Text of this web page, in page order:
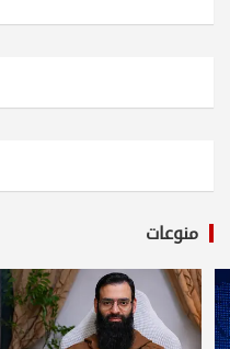
منوعات